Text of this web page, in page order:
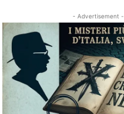
- Advertisement -